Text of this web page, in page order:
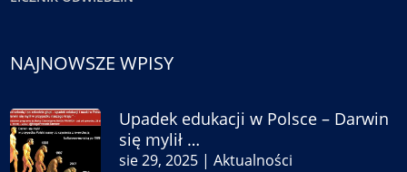
NAJNOWSZE WPISY
Upadek edukacji w Polsce – Darwin
się mylił …
sie 29, 2025 |Aktualności